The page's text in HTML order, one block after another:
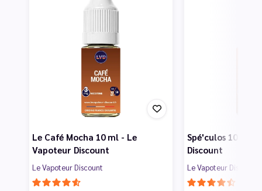
Le Café Mocha 10 ml - Le
Vapoteur Discount
Le Vapoteur Discount
Spé'culos 10 ml -
Discount
Le Vapoteur Discount